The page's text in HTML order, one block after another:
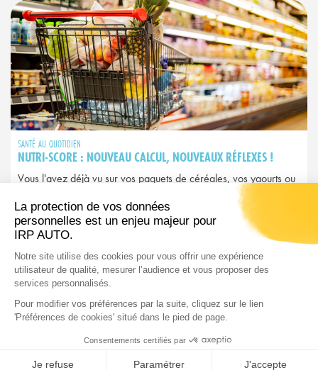
SANTÉ AU QUOTIDIEN
NUTRI-SCORE : NOUVEAU CALCUL, NOUVEAUX RÉFLEXES !
Vous l'avez déjà vu sur vos paquets de céréales, vos yaourts ou
vos plats préparés. Ce petit logo coloré allant du A vert au E
rouge, c'est le Nutri-Score. Mais attention : depuis 2025, il a
changé et avec lui, peut-être vos habitudes d’achat…
IRP AUTO est le Groupe de protection sociale des professionnels